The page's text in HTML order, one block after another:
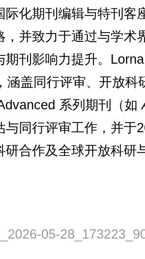
际化期刊编辑与特刊客
，并致力于通过与学术
期刊影响力提升。
涵盖同行评审、开放科
系列期刊（如
与同行评审工作，并于
研合作及全球开放科研